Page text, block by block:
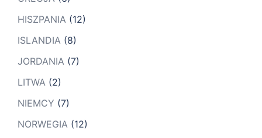
HISZPANIA (12)
ISLANDIA (8)
JORDANIA (7)
LITWA (2)
NIEMCY (7)
NORWEGIA (12)